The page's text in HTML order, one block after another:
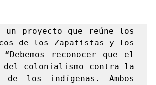
un proyecto que reúne los
de los Zapatistas y los
reconocer que el
del colonialismo contra la
los indígenas. Ambos